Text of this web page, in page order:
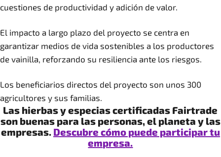
cuestiones de productividad y adición de valor.
El impacto a largo plazo del proyecto se centra en
garantizar medios de vida sostenibles a los productores
de vainilla, reforzando su resiliencia ante los riesgos.
Los beneficiarios directos del proyecto son unos 300
agricultores y sus familias.
Las hierbas y especias certificadas Fairtrade
son buenas para las personas, el planeta y las
empresas. Descubre cómo puede participar tu
empresa.